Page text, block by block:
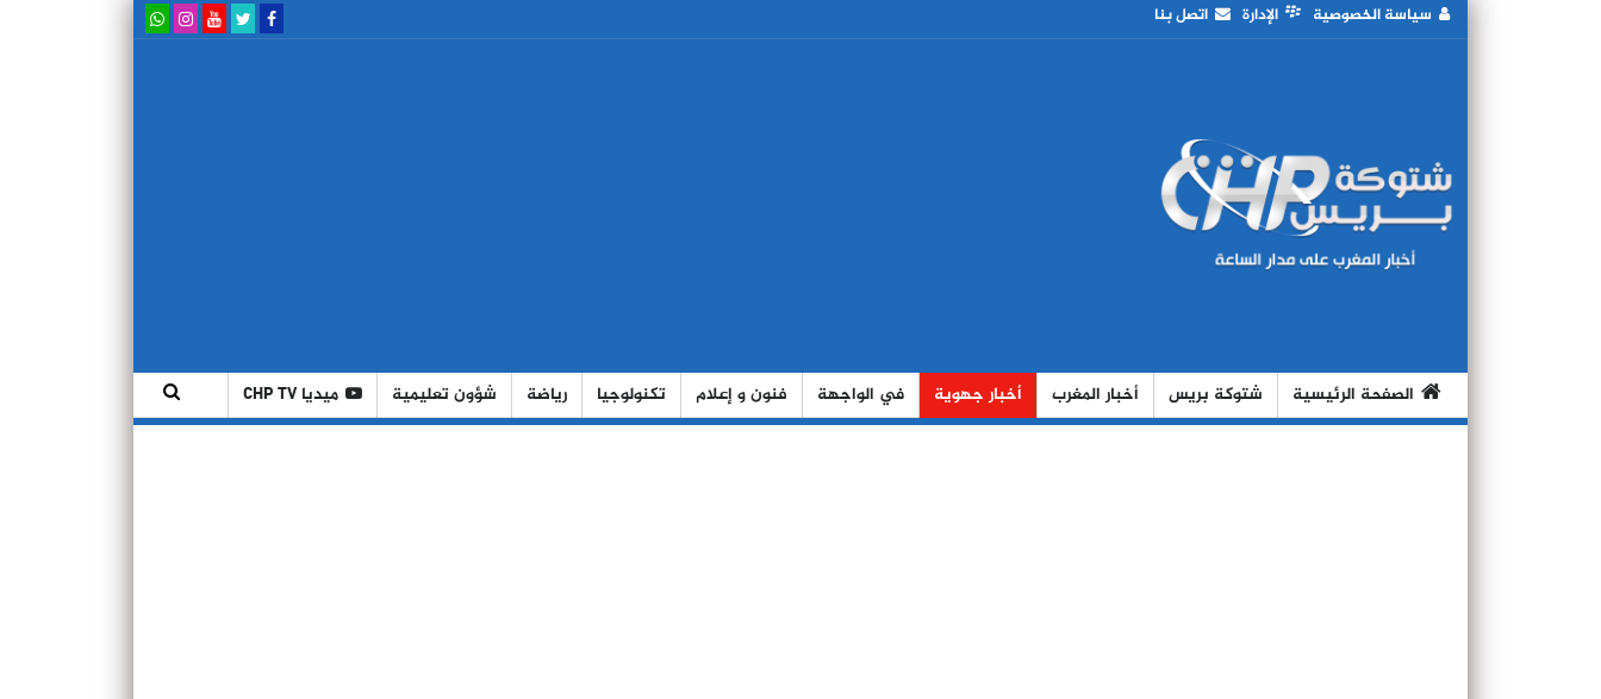
سياسة الخصوصية الإدارة اتصل بنا
الصفحة الرئيسية شتوكة بريس أخبار المغرب أخبار جهوية في الواجهة فنون و إعلام تكنولوجيا رياضة شؤون تعليمية ميديا CHP TV